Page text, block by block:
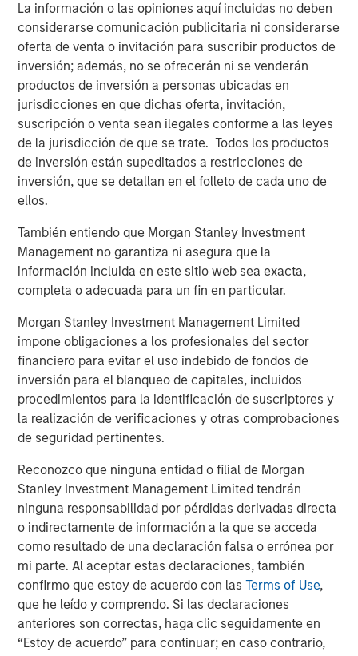
La información o las opiniones aquí incluidas no deben
considerarse comunicación publicitaria ni considerarse
oferta de venta o invitación para suscribir productos de
inversión; además, no se ofrecerán ni se venderán
productos de inversión a personas ubicadas en
jurisdicciones en que dichas oferta, invitación,
suscripción o venta sean ilegales conforme a las leyes
de la jurisdicción de que se trate. Todos los productos
de inversión están supeditados a restricciones de
inversión, que se detallan en el folleto de cada uno de
ellos.
También entiendo que Morgan Stanley Investment
Management no garantiza ni asegura que la
información incluida en este sitio web sea exacta,
completa o adecuada para un fin en particular.
Morgan Stanley Investment Management Limited
impone obligaciones a los profesionales del sector
financiero para evitar el uso indebido de fondos de
inversión para el blanqueo de capitales, incluidos
procedimientos para la identificación de suscriptores y
la realización de verificaciones y otras comprobaciones
de seguridad pertinentes.
Reconozco que ninguna entidad o filial de Morgan
Stanley Investment Management Limited tendrán
ninguna responsabilidad por pérdidas derivadas directa
o indirectamente de información a la que se acceda
como resultado de una declaración falsa o errónea por
mi parte. Al aceptar estas declaraciones, también
confirmo que estoy de acuerdo con lasTerms of Use,
que he leído y comprendo. Si las declaraciones
anteriores son correctas, haga clic seguidamente en
“Estoy de acuerdo” para continuar; en caso contrario,
ARTÍCULOS RELACIONADOS
CONSILIENT OBSERVER
The Wisdom of Crowds in Markets: Crowd
Behavior in Prediction, Betting, and Stock
Markets
CONSILIENT OBSERVER
Opportunities and Expectations: The Present
CONSILIENT OBSERVER
Bayes and Base Rates 2.0: How History Can
Guide Our Assessment of the Future
The Authors
Michael Mauboussin
Managing Director
Dan Callahan, CFA
Vice President